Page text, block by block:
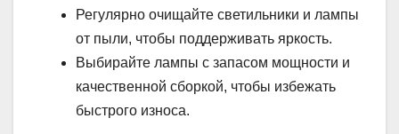
Регулярно очищайте светильники и лампы
от пыли, чтобы поддерживать яркость.
Выбирайте лампы с запасом мощности и
качественной сборкой, чтобы избежать
быстрого износа.